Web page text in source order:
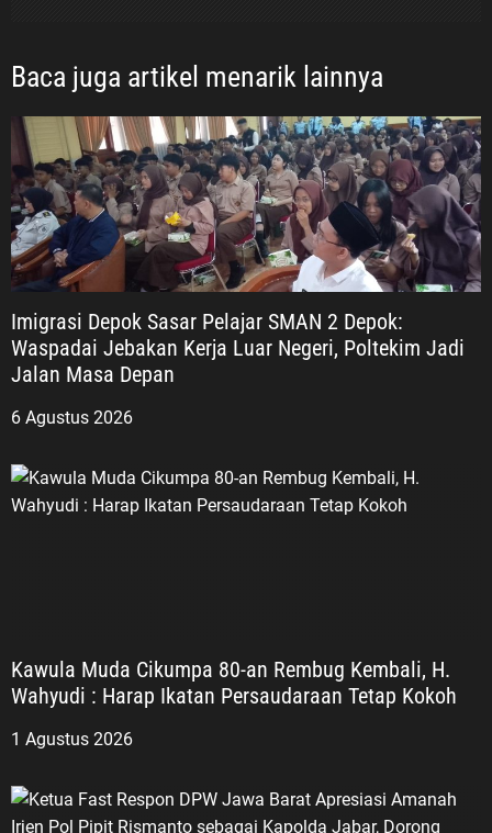
Baca juga artikel menarik lainnya
Imigrasi Depok Sasar Pelajar SMAN 2 Depok:
Waspadai Jebakan Kerja Luar Negeri, Poltekim Jadi
6 Agustus 2026
Kawula Muda Cikumpa 80-an Rembug Kembali, H.
Wahyudi : Harap Ikatan Persaudaraan Tetap Kokoh
1 Agustus 2026